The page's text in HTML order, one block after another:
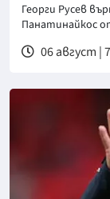
Георги Русев
Панатинайкос
06 август |